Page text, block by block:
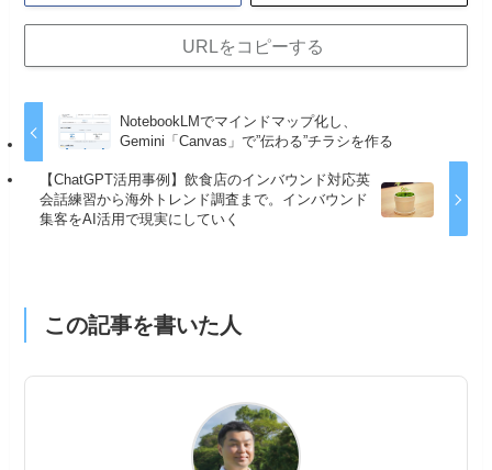
URLをコピーする
NotebookLMでマインドマップ化し、
Gemini「Canvas」で”伝わる”チラシを作る
【ChatGPT活用事例】飲食店のインバウンド対応英
会話練習から海外トレンド調査まで。インバウンド
集客をAI活用で現実にしていく
この記事を書いた人